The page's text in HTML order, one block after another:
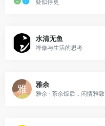
疑似停更
水清无鱼
禅修与生活的思考
雅余
雅余 · 茶余饭后，闲情雅致